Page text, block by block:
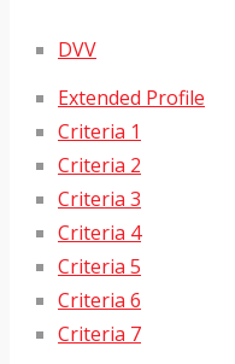
DVV
Extended Profile
Criteria 1
Criteria 2
Criteria 3
Criteria 4
Criteria 5
Criteria 6
Criteria 7